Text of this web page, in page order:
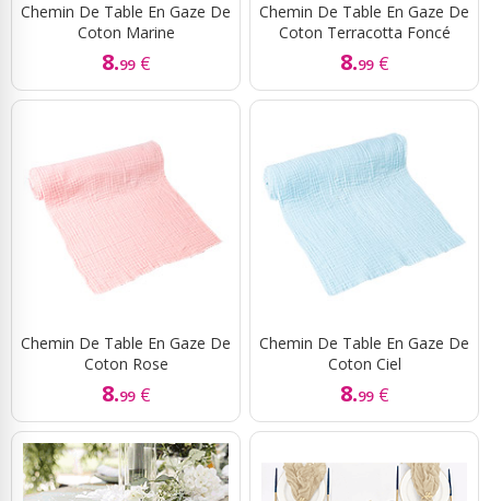
Chemin De Table En Gaze De
Coton Marine
8.99 €
Chemin De Table En Gaze De
Coton Terracotta Foncé
8.99 €
Chemin De Table En Gaze De
Coton Rose
8.99 €
Chemin De Table En Gaze De
Coton Ciel
8.99 €